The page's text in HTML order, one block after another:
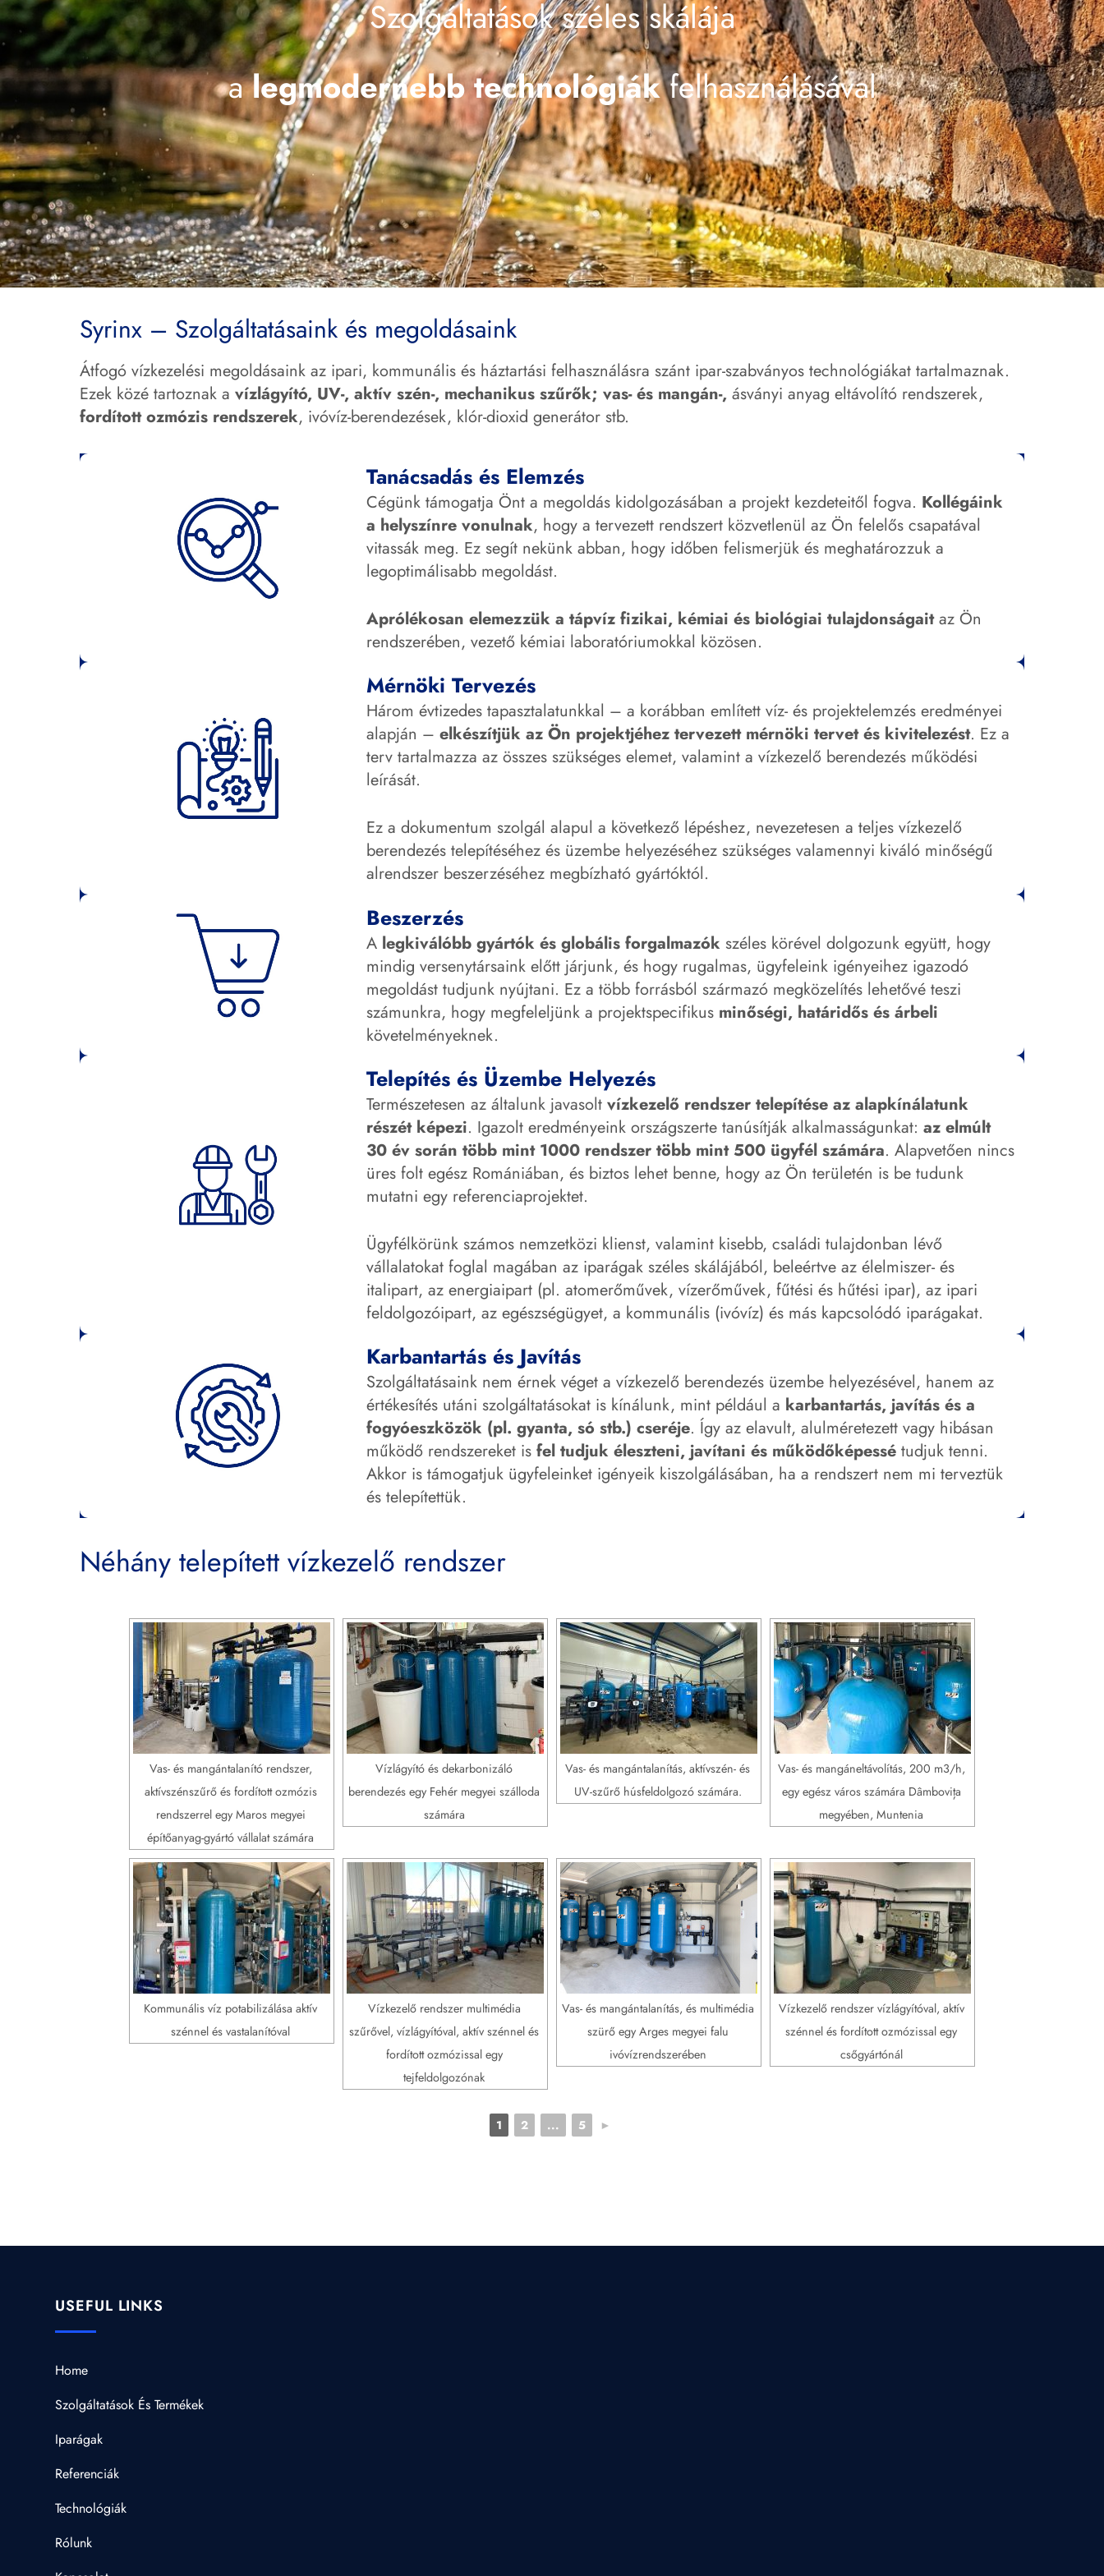
Szolgáltatások széles skálája
alegmodernebb technológiákfelhasználásával
Syrinx – Szolgáltatásaink és megoldásaink
Átfogó vízkezelési megoldásaink az ipari, kommunális és háztartási felhasználásra szánt ipar-szabványos technológiákat tartalmaznak.
Ezek közé tartoznak avízlágyító, UV-, aktív szén-, mechanikus szűrők; vas- és mangán-, ásványi anyag eltávolító rendszerek,
fordított ozmózis rendszerek, ivóvíz-berendezések, klór-dioxid generátor stb.
Tanácsadás és Elemzés
Cégünk támogatja Önt a megoldás kidolgozásában a projekt kezdeteitől fogva. Kollégáink
a helyszínre vonulnak, hogy a tervezett rendszert közvetlenül az Ön felelős csapatával
vitassák meg. Ez segít nekünk abban, hogy időben felismerjük és meghatározzuk a
legoptimálisabb megoldást.
Aprólékosan elemezzük a tápvíz fizikai, kémiai és biológiai tulajdonságaitaz Ön
rendszerében, vezető kémiai laboratóriumokkal közösen.
Mérnöki Tervezés
Három évtizedes tapasztalatunkkal – a korábban említett víz- és projektelemzés eredményei
alapján –elkészítjük az Ön projektjéhez tervezett mérnöki tervet és kivitelezést. Ez a
terv tartalmazza az összes szükséges elemet, valamint a vízkezelő berendezés működési
leírását.
Ez a dokumentum szolgál alapul a következő lépéshez, nevezetesen a teljes vízkezelő
berendezés telepítéséhez és üzembe helyezéséhez szükséges valamennyi kiváló minőségű
alrendszer beszerzéséhez megbízható gyártóktól.
Beszerzés
A legkiválóbb gyártók és globális forgalmazók széles körével dolgozunk együtt, hogy
mindig versenytársaink előtt járjunk, és hogy rugalmas, ügyfeleink igényeihez igazodó
megoldást tudjunk nyújtani. Ez a több forrásból származó megközelítés lehetővé teszi
számunkra, hogy megfeleljünk a projektspecifikus minőségi, határidős és árbeli
követelményeknek.
Telepítés és Üzembe Helyezés
Természetesen az általunk javasoltvízkezelő rendszer telepítése az alapkínálatunk
részét képezi. Igazolt eredményeink országszerte tanúsítják alkalmasságunkat:az elmúlt
30 év során több mint 1000 rendszer több mint 500 ügyfél számára. Alapvetően nincs
üres folt egész Romániában, és biztos lehet benne, hogy az Ön területén is be tudunk
mutatni egy referenciaprojektet.
Ügyfélkörünk számos nemzetközi klienst, valamint kisebb, családi tulajdonban lévő
vállalatokat foglal magában az iparágak széles skálájából, beleértve az élelmiszer- és
italipart, az energiaipart (pl. atomerőművek, vízerőművek, fűtési és hűtési ipar), az ipari
feldolgozóipart, az egészségügyet, a kommunális (ivóvíz) és más kapcsolódó iparágakat.
Karbantartás és Javítás
Szolgáltatásaink nem érnek véget a vízkezelő berendezés üzembe helyezésével, hanem az
értékesítés utáni szolgáltatásokat is kínálunk, mint például a karbantartás, javítás és a
fogyóeszközök (pl. gyanta, só stb.) cseréje. Így az elavult, alulméretezett vagy hibásan
működő rendszereket isfel tudjuk éleszteni, javítani és működőképessé tudjuk tenni.
Akkor is támogatjuk ügyfeleinket igényeik kiszolgálásában, ha a rendszert nem mi terveztük
és telepítettük.
Néhány telepített vízkezelő rendszer
Vas- és mangántalanító rendszer,
aktívszénszűrő és fordított ozmózis
rendszerrel egy Maros megyei
építőanyag-gyártó vállalat számára
Vízlágyító és dekarbonizáló
berendezés egy Fehér megyei szálloda
számára
Vas- és mangántalanítás, aktívszén- és
UV-szűrő húsfeldolgozó számára.
Vas- és mangáneltávolítás, 200 m3/h,
egy egész város számára Dâmbovița
megyében, Muntenia
Kommunális víz potabilizálása aktív
szénnel és vastalanítóval
Vízkezelő rendszer multimédia
szűrővel, vízlágyítóval, aktív szénnel és
fordított ozmózissal egy
tejfeldolgozónak
Vas- és mangántalanítás, és multimédia
szürő egy Arges megyei falu
ivóvízrendszerében
Vízkezelő rendszer vízlágyítóval, aktív
szénnel és fordított ozmózissal egy
csőgyártónál
1 2 ... 5 ►
USEFUL LINKS
Home
Szolgáltatások És Termékek
Iparágak
Referenciák
Technológiák
Rólunk